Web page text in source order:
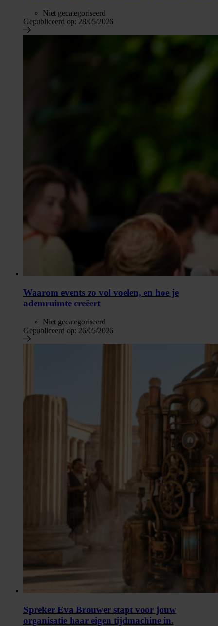
Niet gecategoriseerd
Gepubliceerd op: 28/05/2026
Waarom events zo vol voelen, en hoe je
ademruimte creëert
Niet gecategoriseerd
Gepubliceerd op: 26/05/2026
Spreker Eva Brouwer stapt voor jouw
organisatie haar eigen tijdmachine in.